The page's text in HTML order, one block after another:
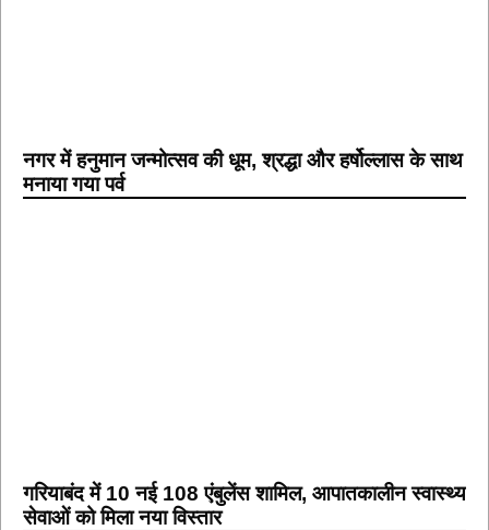
नगर में हनुमान जन्मोत्सव की धूम, श्रद्धा और हर्षोल्लास के साथ
मनाया गया पर्व
गरियाबंद में 10 नई 108 एंबुलेंस शामिल, आपातकालीन स्वास्थ्य
सेवाओं को मिला नया विस्तार